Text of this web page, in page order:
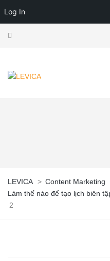
LEVICA > Content Marketing
Làm thế nào để tạo lịch biên
2
Log In